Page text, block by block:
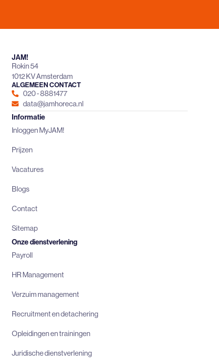
JAM!
Rokin 54
1012 KV Amsterdam
ALGEMEEN CONTACT
020 - 8881477
data@jamhoreca.nl
Informatie
Inloggen MyJAM!
Prijzen
Vacatures
Blogs
Contact
Sitemap
Onze dienstverlening
Payroll
HR Management
Verzuim management
Recruitment en detachering
Opleidingen en trainingen
Juridische dienstverlening